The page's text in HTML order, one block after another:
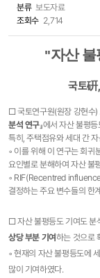
분류 보도자료
조회수 2,714
"자산
국토
□ 국토연구원(원장 강현수)
분석 연구』에서 자산 불평
특히, 주택점유와 세대 간
◦ 이를 위해 이 연구는 회귀
요인별로 분해하여 자산 불
◦ RIF(Recentred
결정하는 주요 변수들의 한
□ 자산 불평등도 기여도 분
상당 부분 기여하는 것으로
◦ 현재의 자산 불평등도에
많이 기여하였다.